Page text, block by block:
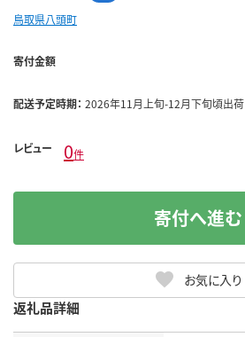
鳥取県八頭町
寄付金額
配送予定時期： 2026年11月上旬-12月下旬頃出荷
レビュー 0件
お気に入り
寄付へ進む
返礼品詳細